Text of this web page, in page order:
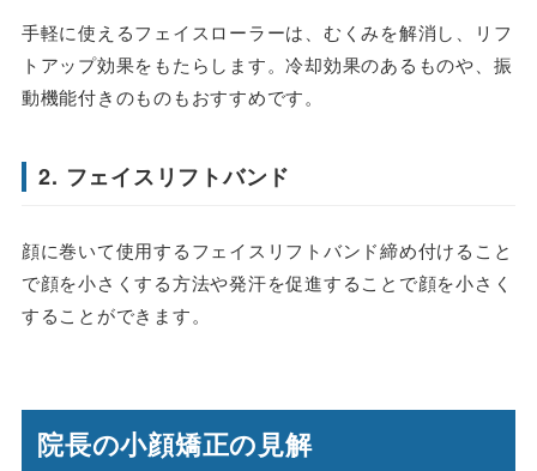
手軽に使えるフェイスローラーは、むくみを解消し、リフ
トアップ効果をもたらします。冷却効果のあるものや、振
動機能付きのものもおすすめです。
2. フェイスリフトバンド
顔に巻いて使用するフェイスリフトバンド締め付けること
で顔を小さくする方法や発汗を促進することで顔を小さく
することができます。
院長の小顔矯正の見解